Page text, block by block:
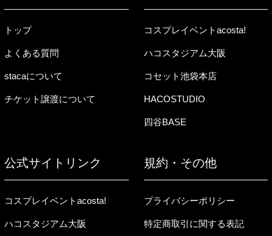
トップ
よくある質問
stacaについて
チケット譲渡について
コスプレイベントacosta!
ハコスタジアム大阪
コセット池袋本店
HACOSTUDIO
四谷BASE
公式サイトリンク
コスプレイベントacosta!
ハコスタジアム大阪
規約・その他
プライバシーポリシー
特定商取引に関する表記